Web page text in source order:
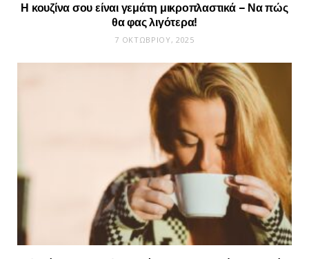
Η κουζίνα σου είναι γεμάτη μικροπλαστικά – Να πώς
θα φας λιγότερα!
7 ΟΚΤΩΒΡΊΟΥ, 2025